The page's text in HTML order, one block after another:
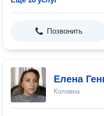
Позвонить
Елена
Коломна